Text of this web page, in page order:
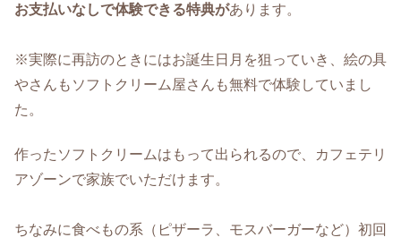
お支払いなしで体験できる特典があります。
※実際に再訪のときにはお誕生日月を狙っていき、絵の具
やさんもソフトクリーム屋さんも無料で体験していまし
た。
作ったソフトクリームはもって出られるので、カフェテリ
アゾーンで家族でいただけます。
ちなみに食べもの系（ピザーラ、モスバーガーなど）初回